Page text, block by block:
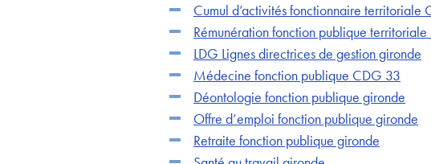
Cumul d’activités fonctionnaire territoriale
Rémunération fonction publique
LDG Lignes directrices de gestion gironde
Médecine fonction publique CDG 33
Déontologie fonction publique gironde
Offre d’emploi fonction publique gironde
Retraite fonction publique gironde